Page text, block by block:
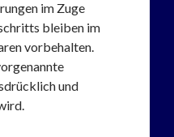
im Zuge
bleiben im
vorbehalten.
und